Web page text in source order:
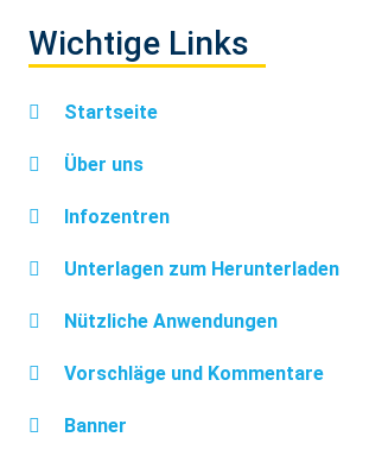
Wichtige Links
Startseite
Über uns
Infozentren
Unterlagen zum Herunterladen
Nützliche Anwendungen
Vorschläge und Kommentare
Banner